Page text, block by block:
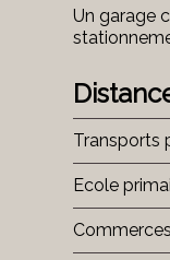
Un garage
Transports
Ecole
Commerces